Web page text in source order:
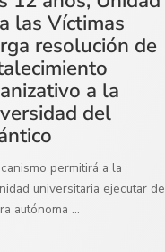
las Víctimas
resolución de
a la
del
permitirá a la
universitaria ejecutar de
autónoma ...